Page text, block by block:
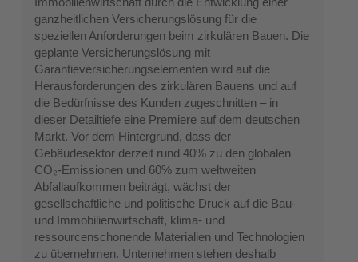
ganzheitlichen Versicherungslösung für die
speziellen Anforderungen beim zirkulären Bauen. Die
geplante Versicherungslösung mit
Garantieversicherungselementen wird auf die
Herausforderungen des zirkulären Bauens und auf
die Bedürfnisse des Kunden zugeschnitten – in
dieser Detailtiefe eine Premiere auf dem deutschen
Markt. Vor dem Hintergrund, dass der
Gebäudesektor derzeit rund 40% zu den globalen
CO₂-Emissionen und 60% zum weltweiten
Abfallaufkommen beiträgt, wächst der
gesellschaftliche und politische Druck auf die Bau-
und Immobilienwirtschaft, klima- und
ressourcenschonende Materialien und Technologien
zu übernehmen. Unternehmen stehen deshalb